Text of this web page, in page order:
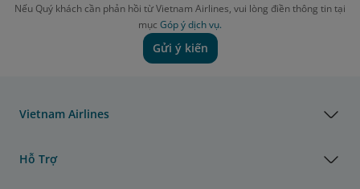
Nếu Quý khách cần phản hồi từ Vietnam Airlines, vui lòng điền thông tin tại
mục Góp ý dịch vụ.
Gửi ý kiến
Vietnam Airlines
Hỗ Trợ